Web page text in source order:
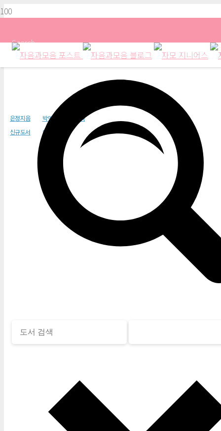
Search
수원화성 벽돌공 아이
은정지음 박영주
이지북
신규도서
이지북